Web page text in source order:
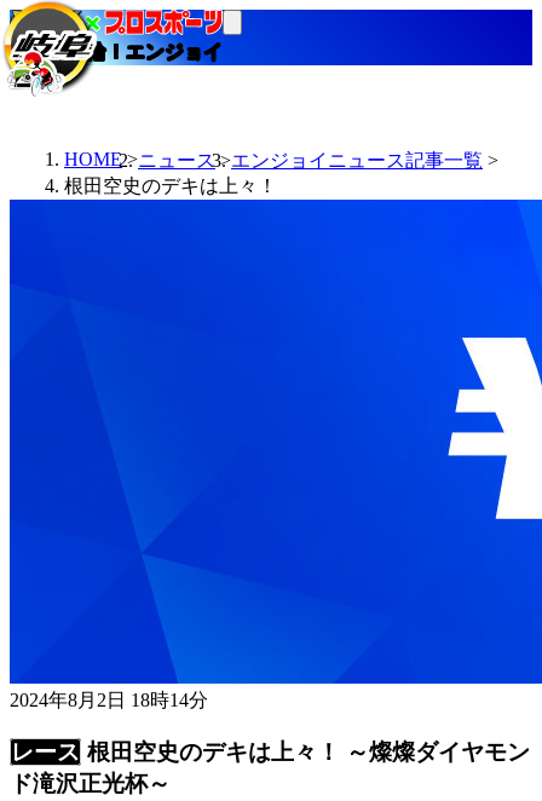
当たる競輪！エンジョイ
HOME ニュース
エンジョイニュース記事一覧
根田空史のデキは上々！
2024年8月2日 18時14分
根田空史のデキは上々！ ～燦燦ダイヤモン
ド滝沢正光杯～